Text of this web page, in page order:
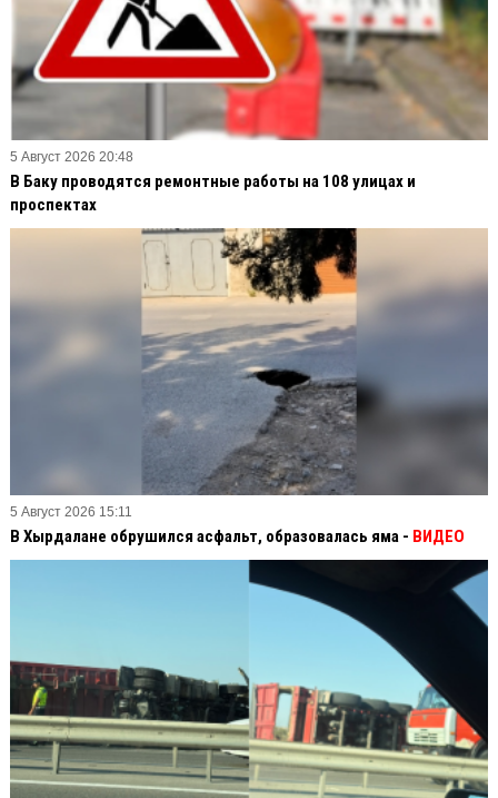
5 Август 2026 20:48
В Баку проводятся ремонтные работы на 108 улицах и
проспектах
5 Август 2026 15:11
В Хырдалане обрушился асфальт, образовалась яма - ВИДЕО